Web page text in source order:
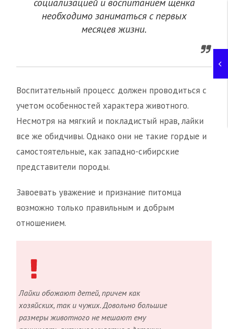
необходимо заниматься с первых
месяцев жизни.
Воспитательный процесс должен проводиться с
учетом особенностей характера животного.
Несмотря на мягкий и покладистый нрав, лайки
все же обидчивы. Однако они не такие гордые и
самостоятельные, как западно-сибирские
представители породы.
Завоевать уважение и признание питомца
возможно только правильным и добрым
отношением.
Лайки обожают детей, причем как
хозяйских, так и чужих. Довольно большие
размеры животного не мешают ему